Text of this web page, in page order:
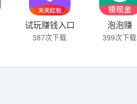
试玩赚钱入口
387次下载
泡泡赚
399次下载